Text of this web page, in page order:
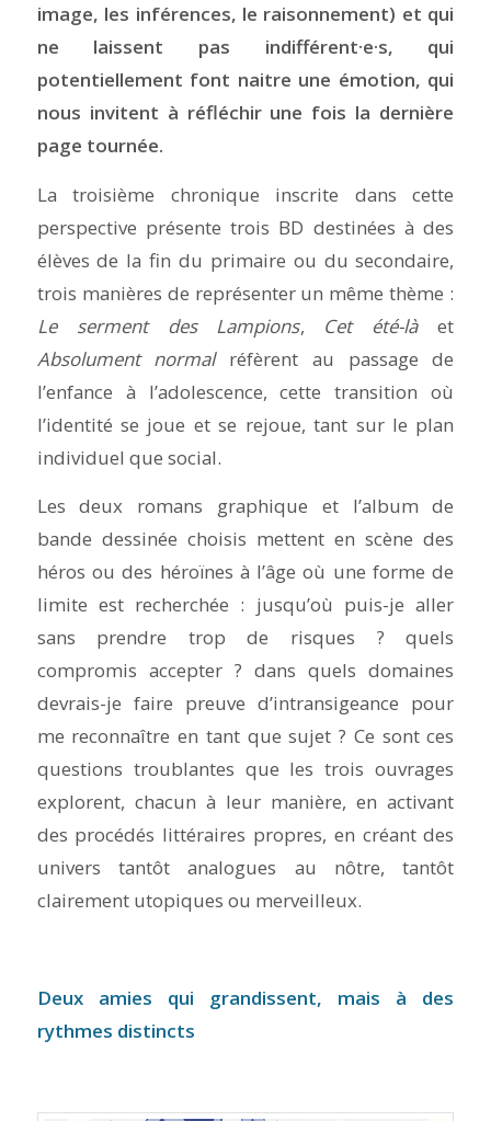
image, les inférences, le raisonnement) et qui
ne laissent pas indifférent·e·s, qui
potentiellement font naitre une émotion, qui
nous invitent à réfléchir une fois la dernière
page tournée.
La troisième chronique inscrite dans cette
perspective présente trois BD destinées à des
élèves de la fin du primaire ou du secondaire,
trois manières de représenter un même thème :
Le serment des Lampions, Cet été-làet
Absolument normalréfèrent au passage de
l’enfance à l’adolescence, cette transition où
l’identité se joue et se rejoue, tant sur le plan
individuel que social.
Les deux romans graphique et l’album de
bande dessinée choisis mettent en scène des
héros ou des héroïnes à l’âge où une forme de
limite est recherchée : jusqu’où puis-je aller
sans prendre trop de risques ? quels
compromis accepter ? dans quels domaines
devrais-je faire preuve d’intransigeance pour
me reconnaître en tant que sujet ? Ce sont ces
questions troublantes que les trois ouvrages
explorent, chacun à leur manière, en activant
des procédés littéraires propres, en créant des
univers tantôt analogues au nôtre, tantôt
clairement utopiques ou merveilleux.
Deux amies qui grandissent, mais à des
rythmes distincts